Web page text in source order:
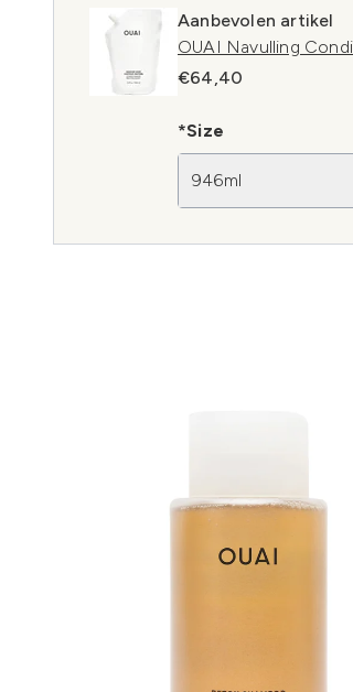
Aanbevolen artikel
OUAI Navulling
€64,40
*Size
946ml